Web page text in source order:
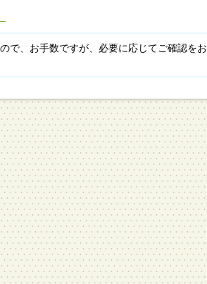
で、お手数ですが、必要に応じてご確認をお